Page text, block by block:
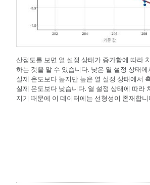
산점도를 보면 열 설정 상태가 증가함에 따라
하는 것을 알 수 있습니다. 낮은 열 설정 상태
실제 온도보다 높지만 높은 열 설정 상태에서
실제 온도보다 낮습니다. 열 설정 상태에 따라
지기 때문에 이 데이터에는 선형성이 존재합니